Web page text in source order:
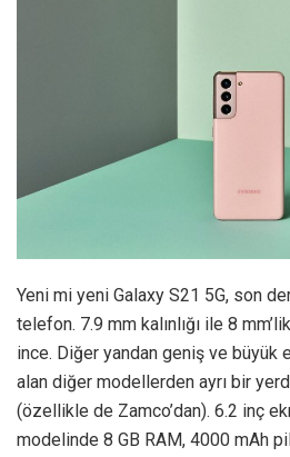
Yeni mi yeni Galaxy S21 5G, son
telefon. 7.9 mm kalınlığı ile 8
ince. Diğer yandan geniş ve büyük
alan diğer modellerden ayrı bir
(özellikle de Zamco’dan). 6.2 inç
modelinde 8 GB RAM, 4000 mAh